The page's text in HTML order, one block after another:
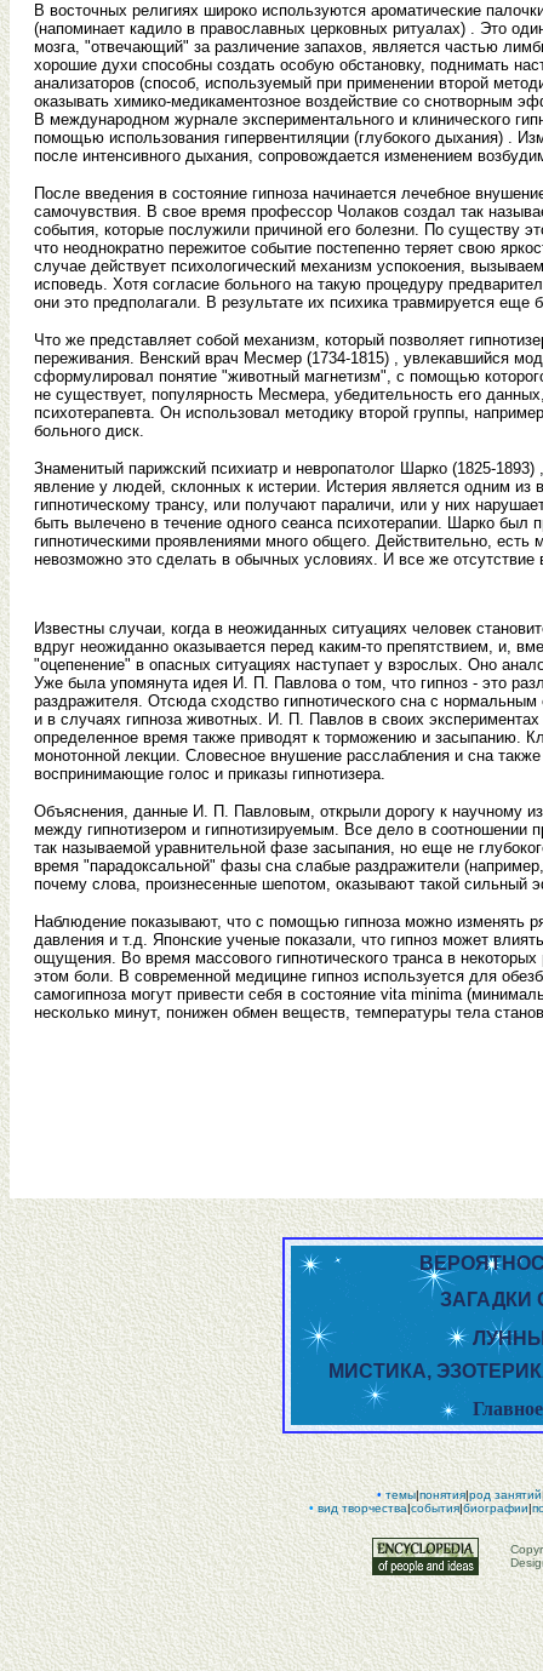
В восточных религиях широко используются ароматические
(напоминает кадило в православных церковных ритуалах) . Это
мозга, "отвечающий" за различение запахов, является частью
хорошие духи способны создать особую обстановку, поднимать
анализаторов (способ, используемый при применении второй
оказывать химико-медикаментозное воздействие со снотворным
В международном журнале экспериментального и клинического
помощью использования гипервентиляции (глубокого дыхания) .
после интенсивного дыхания, сопровождается изменением
После введения в состояние гипноза начинается лечебное
самочувствия. В свое время профессор Чолаков создал так
события, которые послужили причиной его болезни. По существу
что неоднократно пережитое событие постепенно теряет свою
случае действует психологический механизм успокоения,
исповедь. Хотя согласие больного на такую процедуру
они это предполагали. В результате их психика травмируется
Что же представляет собой механизм, который позволяет
переживания. Венский врач Месмер (1734-1815) , увлекавшийся
сформулировал понятие "животный магнетизм", с помощью
не существует, популярность Месмера, убедительность его
психотерапевта. Он использовал методику второй группы,
больного диск.
Знаменитый парижский психиатр и невропатолог Шарко (1825-
явление у людей, склонных к истерии. Истерия является одним
гипнотическому трансу, или получают параличи, или у них
быть вылечено в течение одного сеанса психотерапии. Шарко был
гипнотическими проявлениями много общего. Действительно,
невозможно это сделать в обычных условиях. И все же отсутствие
Известны случаи, когда в неожиданных ситуациях человек
вдруг неожиданно оказывается перед каким-то препятствием, и,
"оцепенение" в опасных ситуациях наступает у взрослых. Оно
Уже была упомянута идея И. П. Павлова о том, что гипноз - это
раздражителя. Отсюда сходство гипнотического сна с
и в случаях гипноза животных. И. П. Павлов в своих
определенное время также приводят к торможению и засыпанию.
монотонной лекции. Словесное внушение расслабления и сна
воспринимающие голос и приказы гипнотизера.
Объяснения, данные И. П. Павловым, открыли дорогу к научному
между гипнотизером и гипнотизируемым. Все дело в
так называемой уравнительной фазе засыпания, но еще не
время "парадоксальной" фазы сна слабые раздражители
почему слова, произнесенные шепотом, оказывают такой сильный
Наблюдение показывают, что с помощью гипноза можно изменять
давления и т.д. Японские ученые показали, что гипноз может
ощущения. Во время массового гипнотического транса в
этом боли. В современной медицине гипноз используется для
самогипноза могут привести себя в состояние vita minima
несколько минут, понижен обмен веществ, температуры тела
ЗАГАДКИ
МИСТИКА,
•темы|понятия|род занятий
•вид творчества|события|биографии|